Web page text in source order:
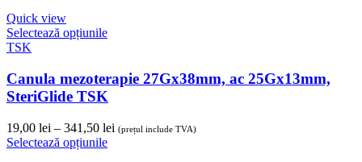
Quick view
Selectează opțiunile
TSK
Canula mezoterapie 27Gx38mm, ac 25Gx13mm,
SteriGlide TSK
19,00 lei – 341,50 lei Interval
(prețul include TVA)
Selectează opțiunile